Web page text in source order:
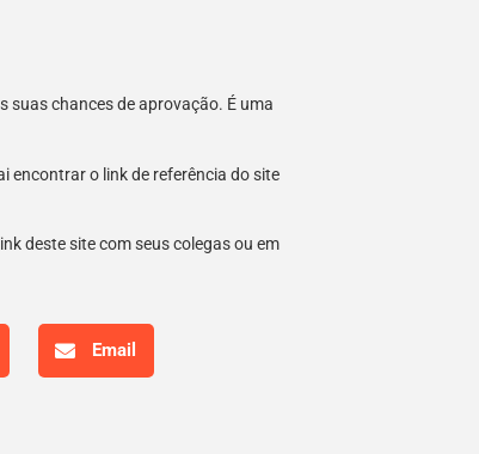
suas chances de aprovação. É uma
encontrar o link de referência do site
deste site com seus colegas ou em
Email